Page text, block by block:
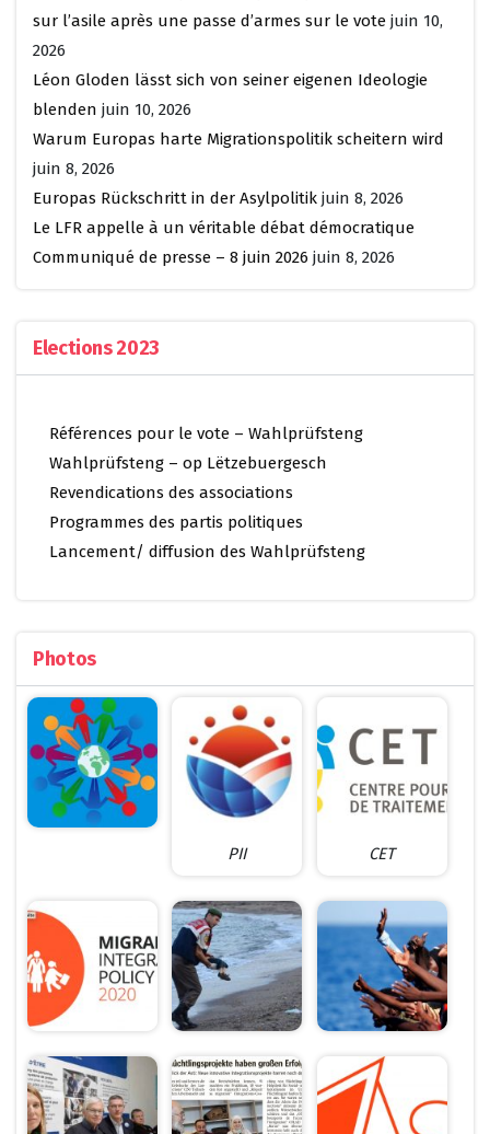
sur l’asile après une passe d’armes sur le vote juin 10,
2026
Léon Gloden lässt sich von seiner eigenen Ideologie
blenden juin 10, 2026
Warum Europas harte Migrationspolitik scheitern wird
juin 8, 2026
Europas Rückschritt in der Asylpolitik juin 8, 2026
Le LFR appelle à un véritable débat démocratique
Communiqué de presse – 8 juin 2026 juin 8, 2026
Elections 2023
Références pour le vote – Wahlprüfsteng
Wahlprüfsteng – op Lëtzebuergesch
Revendications des associations
Programmes des partis politiques
Lancement/ diffusion des Wahlprüfsteng
Photos
PII CET